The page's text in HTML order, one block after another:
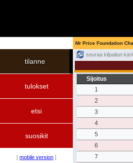
Mr Price Foundation
tilanne
tulokset
etsi
suosikit
[ mobile version ]
seuraa kilpailun
Sijoitus
1
2
3
4
5
6
7